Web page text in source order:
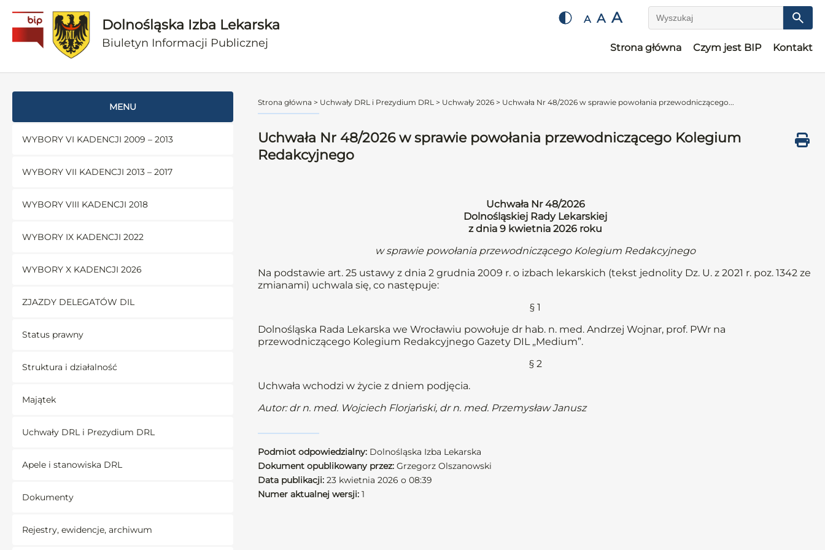
Dolnośląska Izba Lekarska
Biuletyn Informacji Publicznej
A A A Wyszukaj
Strona główna Czym jest BIP Kontakt
MENU
WYBORY VI KADENCJI 2009 – 2013
WYBORY VII KADENCJI 2013 – 2017
WYBORY VIII KADENCJI 2018
WYBORY IX KADENCJI 2022
WYBORY X KADENCJI 2026
ZJAZDY DELEGATÓW DIL
Status prawny
Struktura i działalność
Majątek
Uchwały DRL i Prezydium DRL
Apele i stanowiska DRL
Dokumenty
Rejestry, ewidencje, archiwum
Strona główna > Uchwały DRL i Prezydium DRL > Uchwały 2026 > Uchwała Nr 48/2026 w sprawie powołania przewodniczącego...
Uchwała Nr 48/2026 w sprawie powołania przewodniczącego Kolegium
Redakcyjnego
Uchwała Nr 48/2026
Dolnośląskiej Rady Lekarskiej
z dnia 9 kwietnia 2026 roku
w sprawie powołania przewodniczącego Kolegium Redakcyjnego
Na podstawie art. 25 ustawy z dnia 2 grudnia 2009 r. o izbach lekarskich (tekst jednolity Dz. U. z 2021 r. poz. 1342 ze
zmianami) uchwala się, co następuje:
§ 1
Dolnośląska Rada Lekarska we Wrocławiu powołuje dr hab. n. med. Andrzej Wojnar, prof. PWr na
przewodniczącego Kolegium Redakcyjnego Gazety DIL „Medium”.
§ 2
Uchwała wchodzi w życie z dniem podjęcia.
Autor: dr n. med. Wojciech Florjański, dr n. med. Przemysław Janusz
Podmiot odpowiedzialny: Dolnośląska Izba Lekarska
Dokument opublikowany przez: Grzegorz Olszanowski
Data publikacji: 23 kwietnia 2026 o 08:39
Numer aktualnej wersji: 1